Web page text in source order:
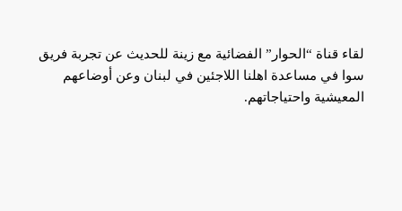
لقاء قناة “الحوار” الفضائية مع زينة للحديث عن تجربة فريق
سوا في مساعدة اهلنا اللاجئين في لبنان وعن أوضاعهم
المعيشية واحتياجاتهم.